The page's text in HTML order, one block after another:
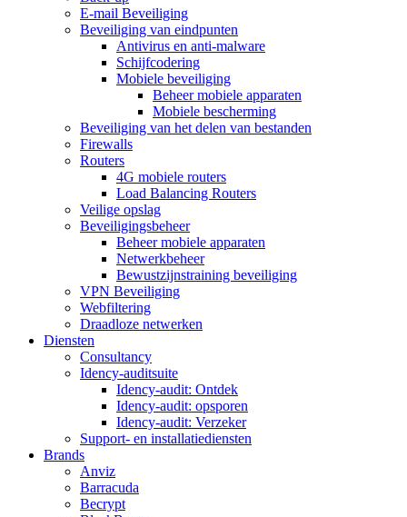
E-mail Beveiliging
Beveiliging van eindpunten
Antivirus en anti-malware
Schijfcodering
Mobiele beveiliging
Beheer mobiele apparaten
Mobiele bescherming
Beveiliging van het delen van bestanden
Firewalls
Routers
4G mobiele routers
Load Balancing Routers
Veilige opslag
Beveiligingsbeheer
Beheer mobiele apparaten
Netwerkbeheer
Bewustzijnstraining beveiliging
VPN Beveiliging
Webfiltering
Draadloze netwerken
Diensten
Consultancy
Idency-auditsuite
Idency-audit: Ontdek
Idency-audit: opsporen
Idency-audit: Verzeker
Support- en installatiediensten
Brands
Anviz
Barracuda
Becrypt